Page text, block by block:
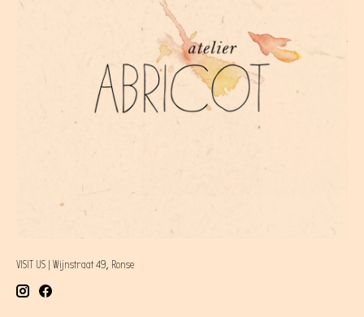
VISIT US | Wijnstraat 49, Ronse